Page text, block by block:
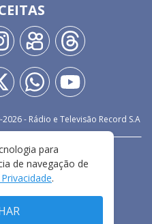
2026- Rádio e Televisão Record S.A
PRIVACIDADE
DE USO
para
de navegação de
.